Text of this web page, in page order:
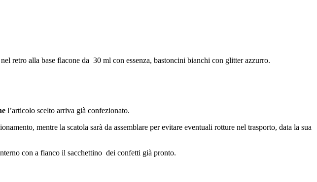
retro alla base flacone da 30 ml con essenza, bastoncini bianchi con glitter azzurro.
l’articolo scelto arriva già confezionato.
mentre la scatola sarà da assemblare per evitare eventuali rotture nel trasporto, data la sua
con a fianco il sacchettino dei confetti già pronto.